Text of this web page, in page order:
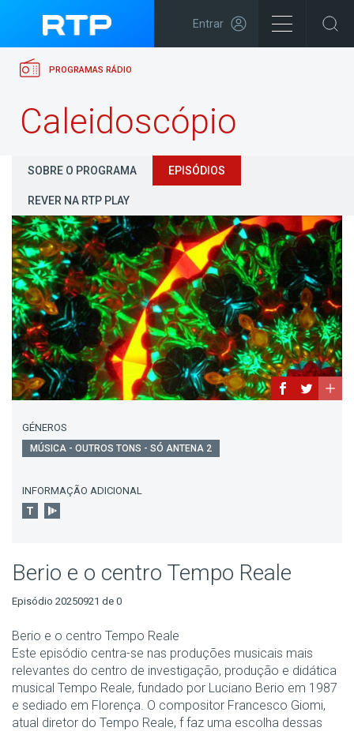
Entrar
PROGRAMAS RÁDIO
Caleidoscópio
SOBRE O PROGRAMA EPISÓDIOS
REVER NA RTP PLAY
GÉNEROS
MÚSICA - OUTROS TONS - SÓ ANTENA 2
INFORMAÇÃO ADICIONAL
Berio e o centro Tempo Reale
Episódio 20250921 de 0
Berio e o centro Tempo Reale
Este episódio centra-se nas produções musicais mais
relevantes do centro de investigação, produção e didática
musical Tempo Reale, fundado por Luciano Berio em 1987
e sediado em Florença. O compositor Francesco Giomi,
atual diretor do Tempo Reale, f faz uma escolha dessas